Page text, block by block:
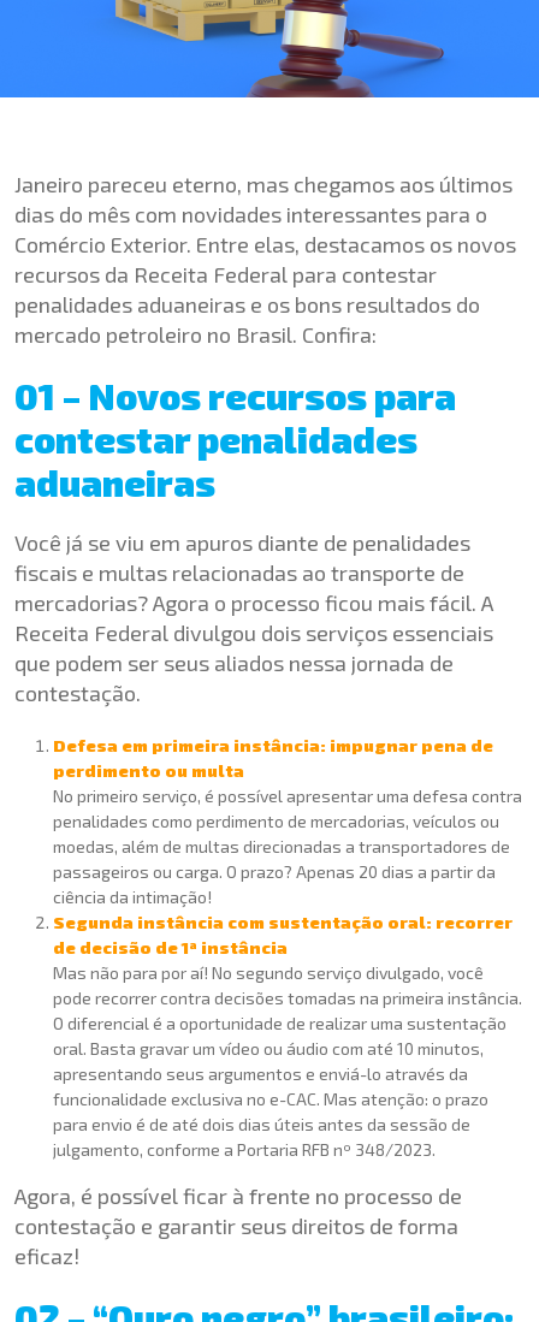
Janeiro pareceu eterno, mas chegamos aos últimos
dias do mês com novidades interessantes para o
Comércio Exterior. Entre elas, destacamos os novos
recursos da Receita Federal para contestar
penalidades aduaneiras e os bons resultados do
mercado petroleiro no Brasil. Confira:
01 – Novos recursos para
contestar penalidades
aduaneiras
Você já se viu em apuros diante de penalidades
fiscais e multas relacionadas ao transporte de
mercadorias? Agora o processo ficou mais fácil. A
Receita Federal divulgou dois serviços essenciais
que podem ser seus aliados nessa jornada de
contestação.
Defesa em primeira instância: impugnar pena de
perdimento ou multa
No primeiro serviço, é possível apresentar uma defesa contra
penalidades como perdimento de mercadorias, veículos ou
moedas, além de multas direcionadas a transportadores de
passageiros ou carga. O prazo? Apenas 20 dias a partir da
ciência da intimação!
Segunda instância com sustentação oral: recorrer
de decisão de 1ª instância
Mas não para por aí! No segundo serviço divulgado, você
pode recorrer contra decisões tomadas na primeira instância.
O diferencial é a oportunidade de realizar uma sustentação
oral. Basta gravar um vídeo ou áudio com até 10 minutos,
apresentando seus argumentos e enviá-lo através da
funcionalidade exclusiva no e-CAC. Mas atenção: o prazo
para envio é de até dois dias úteis antes da sessão de
julgamento, conforme a Portaria RFB nº 348/2023.
Agora, é possível ficar à frente no processo de
contestação e garantir seus direitos de forma
eficaz!